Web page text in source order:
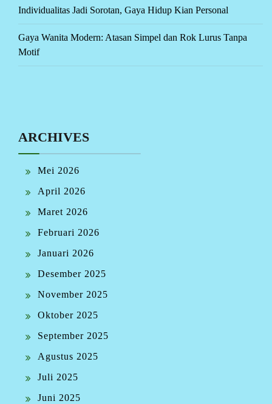
Individualitas Jadi Sorotan, Gaya Hidup Kian Personal
Gaya Wanita Modern: Atasan Simpel dan Rok Lurus Tanpa
Motif
ARCHIVES
Mei 2026
April 2026
Maret 2026
Februari 2026
Januari 2026
Desember 2025
November 2025
Oktober 2025
September 2025
Agustus 2025
Juli 2025
Juni 2025